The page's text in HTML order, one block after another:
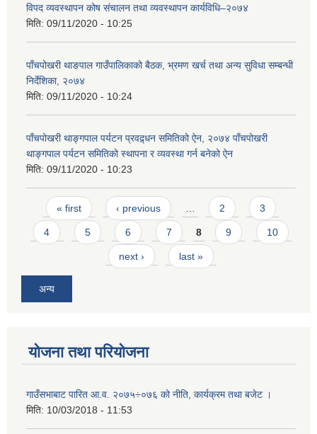
विपद व्यवस्थापन कोष संचालन तथा व्यवस्थापन कार्यविधि–२०७४
मिति: 09/11/2020 - 10:25
पाँचपोखरी थाङपाल गाउँपालिकाको बैठक, भ्रमण खर्च तथा अन्य सुविधा सम्बन्धी
निर्देशिका, २०७४
मिति: 09/11/2020 - 10:24
पाँचपोखरी थाङ्गपाल पर्यटन प्रवद्र्धन समितिको ऐन, २०७४ पाँचपोखरी
थाङ्गपाल पर्यटन समितिको स्थापना र व्यवस्था गर्न बनेको ऐन
मिति: 09/11/2020 - 10:23
Pages
« first ‹ previous 2 3
4 5 6 7 8 9 10
next › last »
अन्य
योजना तथा परियोजना
गाउँसभाबाट पारित आ.व. २०७५÷०७६ को नीति, कार्यक्रम तथा बजेट ।
मिति: 10/03/2018 - 11:53